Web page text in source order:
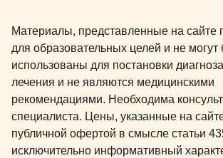
Материалы, представленные на сайте
для образовательных целей и не могут
использованы для постановки
лечения и не являются медицинскими
рекомендациями. Необходима
специалиста. Цены, указанные на
публичной офертой в смысле статьи
исключительно информативный